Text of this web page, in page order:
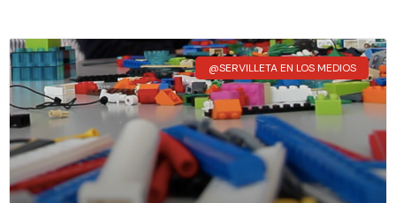
@SERVILLETA EN LOS MEDIOS